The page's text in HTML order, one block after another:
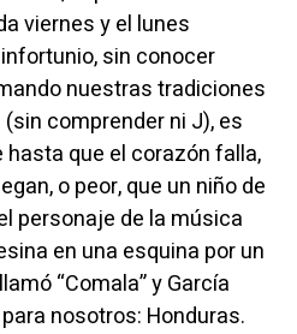
viernes y el lunes
sin conocer
nuestras tradiciones
comprender ni J), es
que el corazón falla,
o peor, que un niño de
personaje de la música
en una esquina por un
“Comala” y García
nosotros: Honduras.